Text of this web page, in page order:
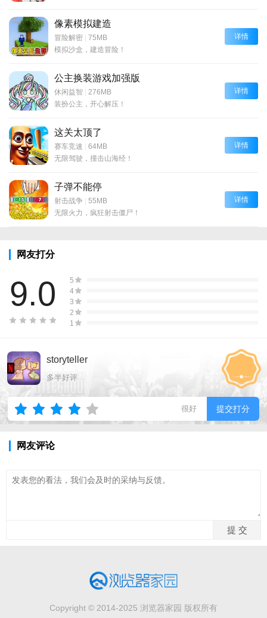
像素模拟建造
冒险解密 | 75MB
模拟沙盒，建造冒险！
详情
公主换装游戏加强版
休闲益智 | 276MB
装扮公主，开心解压！
详情
这关太顶了
赛车竞速 | 64MB
无限驾驶，撞击山海经！
详情
子弹不能停
射击战争 | 55MB
无限火力，疯狂射击僵尸！
详情
网友打分
9.0
5
4
3
2
1
storyteller
多半好评
很好 提交打分
网友评论
Copyright © 2014-2025 浏览器家园 版权所有